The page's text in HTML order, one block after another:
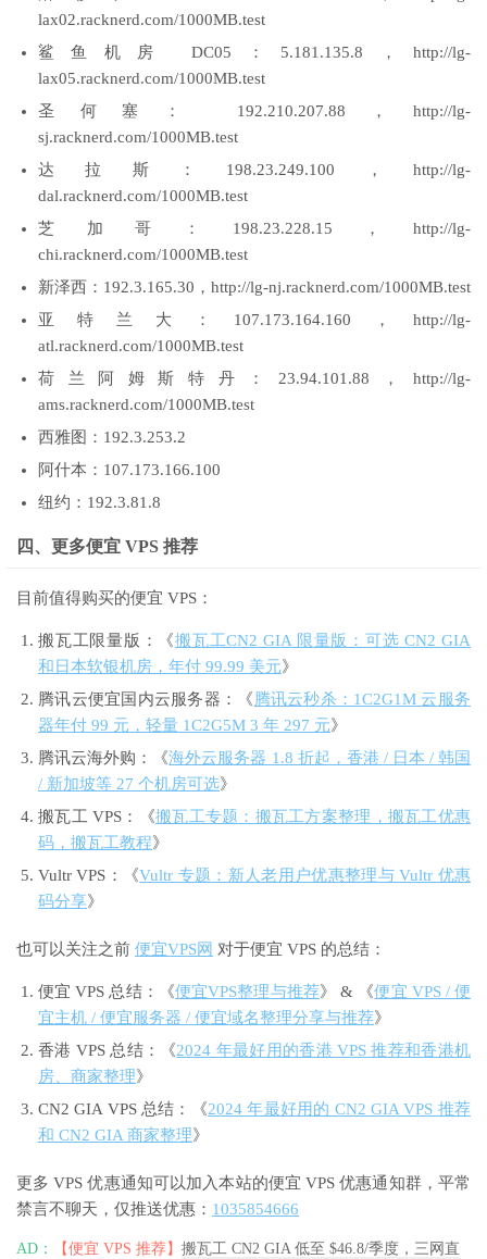
lax02.racknerd.com/1000MB.test
鲨鱼机房 DC05：5.181.135.8，http://lg-
lax05.racknerd.com/1000MB.test
圣何塞： 192.210.207.88，http://lg-
sj.racknerd.com/1000MB.test
达拉斯：198.23.249.100，http://lg-
dal.racknerd.com/1000MB.test
芝加哥：198.23.228.15，http://lg-
chi.racknerd.com/1000MB.test
新泽西：192.3.165.30，http://lg-nj.racknerd.com/1000MB.test
亚特兰大：107.173.164.160，http://lg-
atl.racknerd.com/1000MB.test
荷兰阿姆斯特丹：23.94.101.88，http://lg-
ams.racknerd.com/1000MB.test
西雅图：192.3.253.2
阿什本：107.173.166.100
纽约：192.3.81.8
四、更多便宜 VPS 推荐
目前值得购买的便宜 VPS：
搬瓦工限量版：《搬瓦工CN2 GIA 限量版：可选 CN2 GIA
和日本软银机房，年付 99.99 美元》
腾讯云便宜国内云服务器：《腾讯云秒杀：1C2G1M 云服务
器年付 99 元，轻量 1C2G5M 3 年 297 元》
腾讯云海外购：《海外云服务器 1.8 折起，香港 / 日本 / 韩国
/ 新加坡等 27 个机房可选》
搬瓦工 VPS：《搬瓦工专题：搬瓦工方案整理，搬瓦工优惠
码，搬瓦工教程》
Vultr VPS：《Vultr 专题：新人老用户优惠整理与 Vultr 优惠
码分享》
也可以关注之前 便宜VPS网 对于便宜 VPS 的总结：
便宜 VPS 总结：《便宜VPS整理与推荐》 & 《便宜 VPS / 便
宜主机 / 便宜服务器 / 便宜域名整理分享与推荐》
香港 VPS 总结：《2024 年最好用的香港 VPS 推荐和香港机
房、商家整理》
CN2 GIA VPS 总结：《2024 年最好用的 CN2 GIA VPS 推荐
和 CN2 GIA 商家整理》
更多 VPS 优惠通知可以加入本站的便宜 VPS 优惠通知群，平常
禁言不聊天，仅推送优惠： 1035854666
AD： 【便宜 VPS 推荐】 搬瓦工 CN2 GIA 低至 $46.8/季度，三网直